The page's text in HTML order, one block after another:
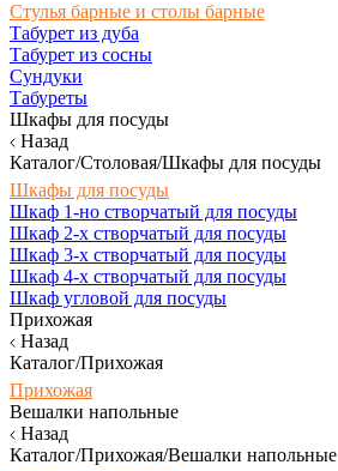
Стулья барные и столы барные
Табурет из дуба
Табурет из сосны
Сундуки
Табуреты
Шкафы для посуды
Назад
Каталог/Столовая/Шкафы для посуды
Шкафы для посуды
Шкаф 1-но створчатый для посуды
Шкаф 2-х створчатый для посуды
Шкаф 3-х створчатый для посуды
Шкаф 4-х створчатый для посуды
Шкаф угловой для посуды
Прихожая
Назад
Каталог/Прихожая
Прихожая
Вешалки напольные
Назад
Каталог/Прихожая/Вешалки напольные